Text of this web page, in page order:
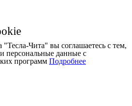
Чита" вы соглашаетесь с тем,
персональные данные с
программ Подробнее